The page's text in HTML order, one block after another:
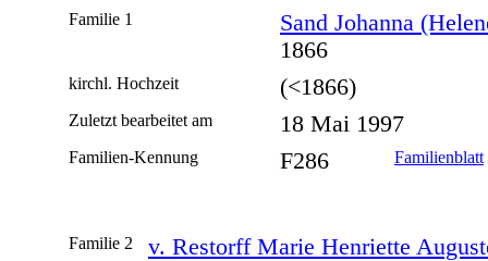
Familie 1
Sand Johanna
1866
kirchl. Hochzeit (<1866)
Zuletzt bearbeitet am 18 Mai 1997
Familien-Kennung F286 Familienblatt
Familie 2 v. Restorff Marie Henriette